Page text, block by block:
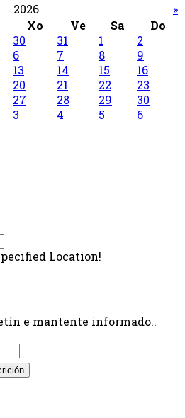
2026
»
Xo Ve Sa
Do
30 31 1
2
6 7 8
9
13 14 15
16
20 21 22
23
27 28 29
30
3 4 5 6
Location!
e mantente informado..